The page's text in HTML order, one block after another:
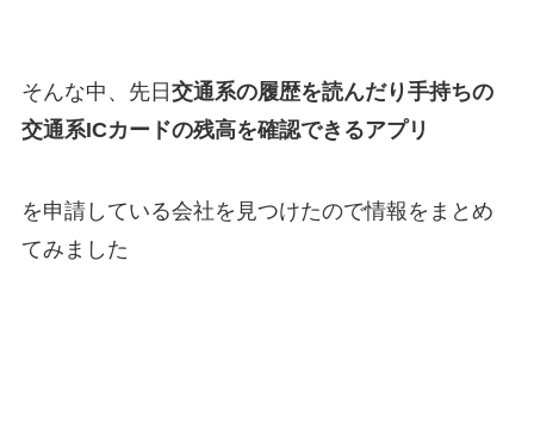
そんな中、先日交通系の履歴を読んだり手持ちの
交通系ICカードの残高を確認できるアプリ
を申請している会社を見つけたので情報をまとめ
てみました